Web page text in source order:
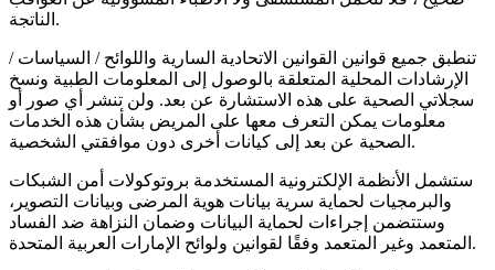
الناتجة.
تنطبق جميع قوانين القوانين الاتحادية السارية واللوائح / السياسات /
الإرشادات المحلية المتعلقة بالوصول إلى المعلومات الطبية ونسخ
سجلاتي الصحية على هذه الاستشارة عن بعد. ولن تنشر أي صور أو
معلومات يمكن التعرف معها على المريض بشأن هذه الخدمات
الصحية عن بعد إلى كيانات أخرى دون موافقتي الشخصية.
ستشمل الأنظمة الإلكترونية المستخدمة بروتوكولات أمن الشبكات
والبرمجيات لحماية سرية بيانات هوية المرضى وبيانات التصوير،
وستتضمن إجراءات لحماية البيانات وضمان النزاهة ضد الفساد
المتعمد وغير المتعمد وفقًا لقوانين ولوائح الإمارات العربية المتحدة.